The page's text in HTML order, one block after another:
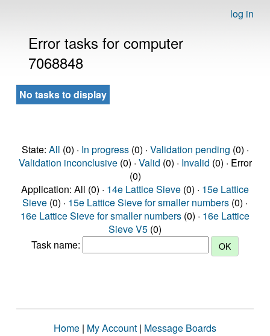
log in
Error tasks for computer
7068848
No tasks to display
State: All (0) · In progress(0) · Validation pending (0) ·
Validation inconclusive(0) · Valid (0) · Invalid (0) · Error
(0)
Application: All (0) · 14e Lattice Sieve (0) · 15e Lattice
Sieve (0) · 15e Lattice Sieve for smaller numbers (0) ·
16e Lattice Sieve for smaller numbers (0) · 16e Lattice
Sieve V5 (0)
Task name:
Home | My Account | Message Boards